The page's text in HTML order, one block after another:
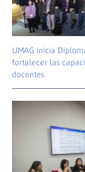
UMAG inicia
fortalecer las
docentes